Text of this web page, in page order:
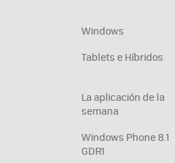
Windows
Tablets e Híbridos
La aplicación de la
semana
Windows Phone 8.1
GDR1